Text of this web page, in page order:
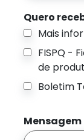
Quero
Mais
FISPQ -
de
Boletim
Mensagem